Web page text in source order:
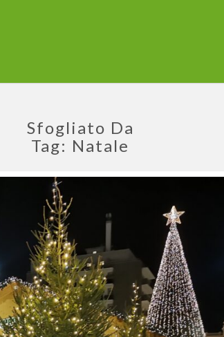
Sfogliato Da
Tag: Natale